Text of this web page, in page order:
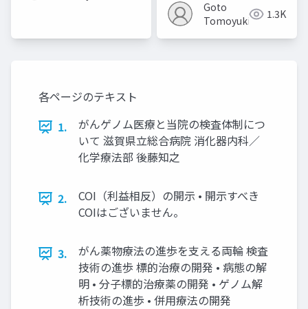
Goto
Tomoyuki
1.3K
各ページのテキスト
1.
がんゲノム医療と当院の検査体制につ
いて 滋賀県⽴総合病院 消化器内科／
化学療法部 後藤知之
2.
COI（利益相反）の開⽰ • 開⽰すべき
COIはございません。
3.
がん薬物療法の進歩を⽀える両輪 検査
技術の進歩 標的治療の開発 • 病態の解
明 • 分⼦標的治療薬の開発 • ゲノム解
析技術の進歩 • 併⽤療法の開発